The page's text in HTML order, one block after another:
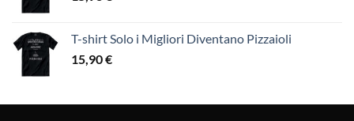
T-shirt Solo i Migliori Diventano Pizzaioli
15,90€